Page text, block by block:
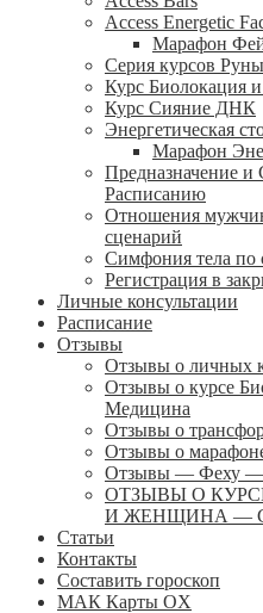
Access Energetic
Марафон
Серия курсов
Курс Биолокация
Курс Сияние ДНК
Энергетическая
Марафон
Предназначение и
Расписанию
Отношения
сценарий
Симфония тела по
Регистрация в
Личные консультации
Расписание
Отзывы
Отзывы о личных
Отзывы о курсе
Медицина
Отзывы о
Отзывы о
Отзывы — Феху —
ОТЗЫВЫ О
И ЖЕНЩИНА —
Статьи
Контакты
Составить гороскоп
МАК Карты OХ